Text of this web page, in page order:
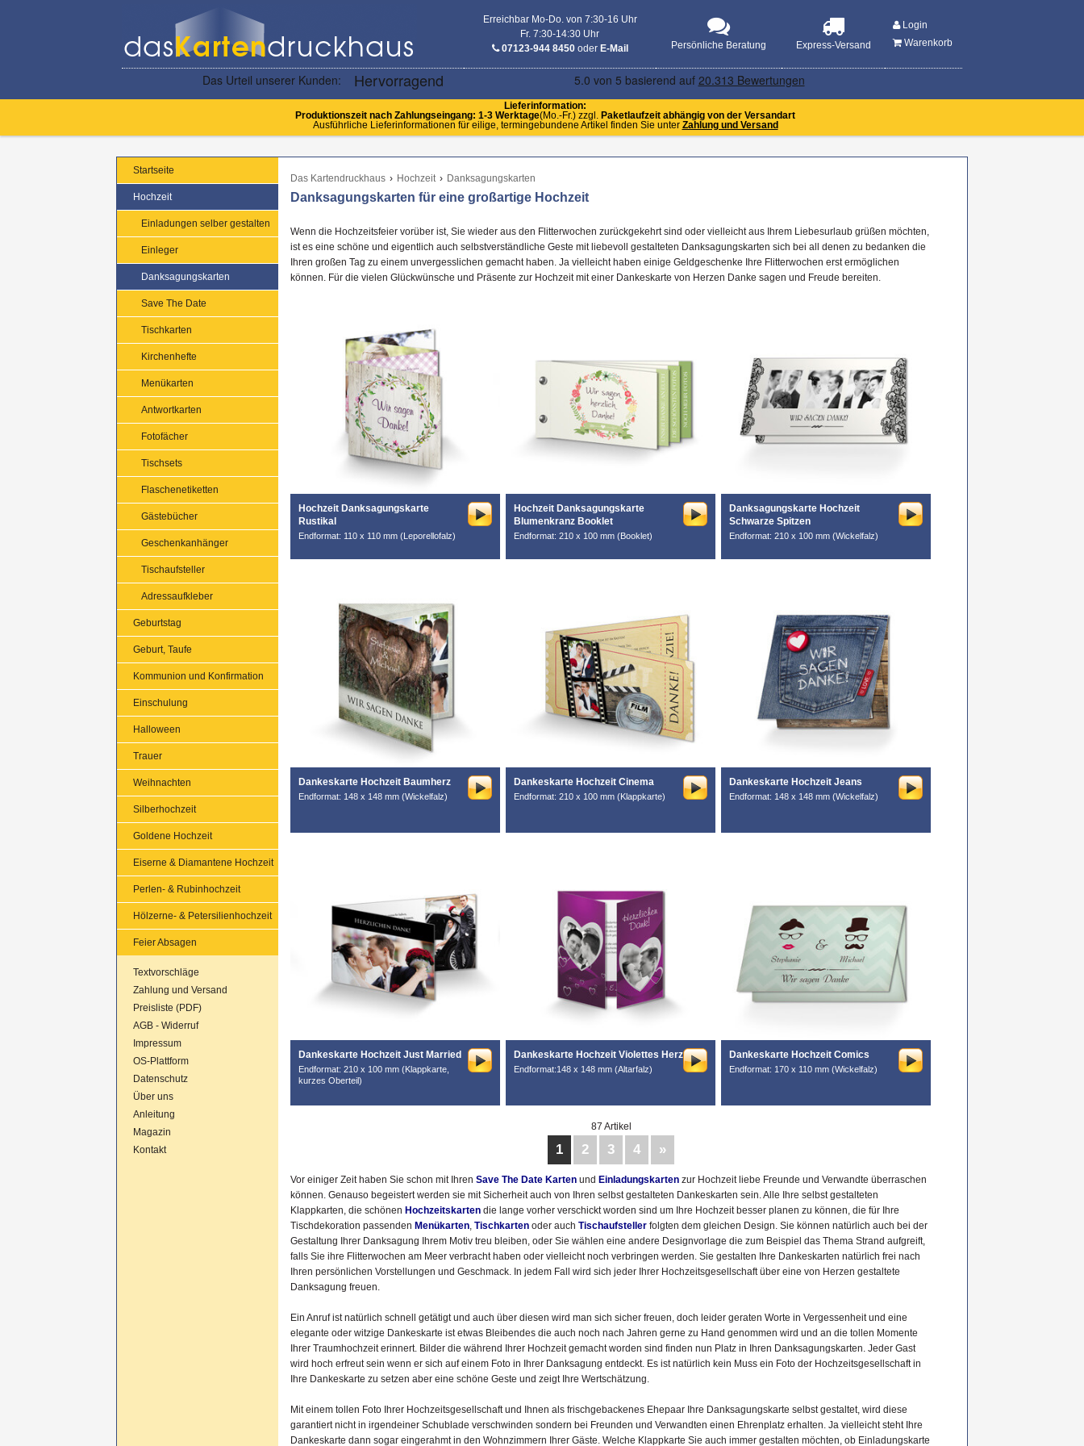
Erreichbar Mo-Do. von 7:30-16 Uhr
Fr. 7:30-14:30 Uhr
07123-944 8450oder E-Mail Persönliche Beratung Express-Versand
Login
Warenkorb
Lieferinformation:
Produktionszeit nach Zahlungseingang: 1-3 Werktage(Mo.-Fr.) zzgl. Paketlaufzeit abhängig von der Versandart
Ausführliche Lieferinformationen für eilige, termingebundene Artikel finden Sie unter Zahlung und Versand
Startseite
Hochzeit
Einladungen selber gestalten
Einleger
Danksagungskarten
Save The Date
Tischkarten
Kirchenhefte
Menükarten
Antwortkarten
Fotofächer
Tischsets
Flaschenetiketten
Gästebücher
Geschenkanhänger
Tischaufsteller
Adressaufkleber
Geburtstag
Geburt, Taufe
Kommunion und Konfirmation
Einschulung
Halloween
Trauer
Weihnachten
Silberhochzeit
Goldene Hochzeit
Eiserne & Diamantene Hochzeit
Perlen- & Rubinhochzeit
Hölzerne- & Petersilienhochzeit
Feier Absagen
Textvorschläge
Zahlung und Versand
Preisliste (PDF)
AGB - Widerruf
Impressum
OS-Plattform
Datenschutz
Über uns
Anleitung
Magazin
Kontakt
Das Kartendruckhaus › Hochzeit › Danksagungskarten
Danksagungskarten für eine großartige Hochzeit
Wenn die Hochzeitsfeier vorüber ist, Sie wieder aus den Flitterwochen zurückgekehrt sind oder vielleicht aus Ihrem Liebesurlaub grüßen möchten,
ist es eine schöne und eigentlich auch selbstverständliche Geste mit liebevoll gestalteten Danksagungskarten sich bei all denen zu bedanken die
Ihren großen Tag zu einem unvergesslichen gemacht haben. Ja vielleicht haben einige Geldgeschenke Ihre Flitterwochen erst ermöglichen
können. Für die vielen Glückwünsche und Präsente zur Hochzeit mit einer Dankeskarte von Herzen Danke sagen und Freude bereiten.
Hochzeit Danksagungskarte
Rustikal
Endformat: 110 x 110 mm (Leporellofalz)
Hochzeit Danksagungskarte
Blumenkranz Booklet
Endformat: 210 x 100 mm (Booklet)
Danksagungskarte Hochzeit
Schwarze Spitzen
Endformat: 210 x 100 mm (Wickelfalz)
Dankeskarte Hochzeit Baumherz
Endformat: 148 x 148 mm (Wickelfalz)
Dankeskarte Hochzeit Cinema
Endformat: 210 x 100 mm (Klappkarte)
Dankeskarte Hochzeit Jeans
Endformat: 148 x 148 mm (Wickelfalz)
Dankeskarte Hochzeit Just Married
Endformat: 210 x 100 mm (Klappkarte,
kurzes Oberteil)
Dankeskarte Hochzeit Violettes Herz
Endformat:148 x 148 mm (Altarfalz)
Dankeskarte Hochzeit Comics
Endformat: 170 x 110 mm (Wickelfalz)
87 Artikel
1 2 3 4 »
Vor einiger Zeit haben Sie schon mit Ihren Save The Date Karten und Einladungskarten zur Hochzeit liebe Freunde und Verwandte überraschen
können. Genauso begeistert werden sie mit Sicherheit auch von Ihren selbst gestalteten Dankeskarten sein. Alle Ihre selbst gestalteten
Klappkarten, die schönen Hochzeitskarten die lange vorher verschickt worden sind um Ihre Hochzeit besser planen zu können, die für Ihre
Tischdekoration passenden Menükarten, Tischkarten oder auch Tischaufsteller folgten dem gleichen Design. Sie können natürlich auch bei der
Gestaltung Ihrer Danksagung Ihrem Motiv treu bleiben, oder Sie wählen eine andere Designvorlage die zum Beispiel das Thema Strand aufgreift,
falls Sie ihre Flitterwochen am Meer verbracht haben oder vielleicht noch verbringen werden. Sie gestalten Ihre Dankeskarten natürlich frei nach
Ihren persönlichen Vorstellungen und Geschmack. In jedem Fall wird sich jeder Ihrer Hochzeitsgesellschaft über eine von Herzen gestaltete
Danksagung freuen.
Ein Anruf ist natürlich schnell getätigt und auch über diesen wird man sich sicher freuen, doch leider geraten Worte in Vergessenheit und eine
elegante oder witzige Dankeskarte ist etwas Bleibendes die auch noch nach Jahren gerne zu Hand genommen wird und an die tollen Momente
Ihrer Traumhochzeit erinnert. Bilder die während Ihrer Hochzeit gemacht worden sind finden nun Platz in Ihren Danksagungskarten. Jeder Gast
wird hoch erfreut sein wenn er sich auf einem Foto in Ihrer Danksagung entdeckt. Es ist natürlich kein Muss ein Foto der Hochzeitsgesellschaft in
Ihre Dankeskarte zu setzen aber eine schöne Geste und zeigt Ihre Wertschätzung.
Mit einem tollen Foto Ihrer Hochzeitsgesellschaft und Ihnen als frischgebackenes Ehepaar Ihre Danksagungskarte selbst gestaltet, wird diese
garantiert nicht in irgendeiner Schublade verschwinden sondern bei Freunden und Verwandten einen Ehrenplatz erhalten. Ja vielleicht steht Ihre
Dankeskarte dann sogar eingerahmt in den Wohnzimmern Ihrer Gäste. Welche Klappkarte Sie auch immer gestalten möchten, ob Einladungskarte